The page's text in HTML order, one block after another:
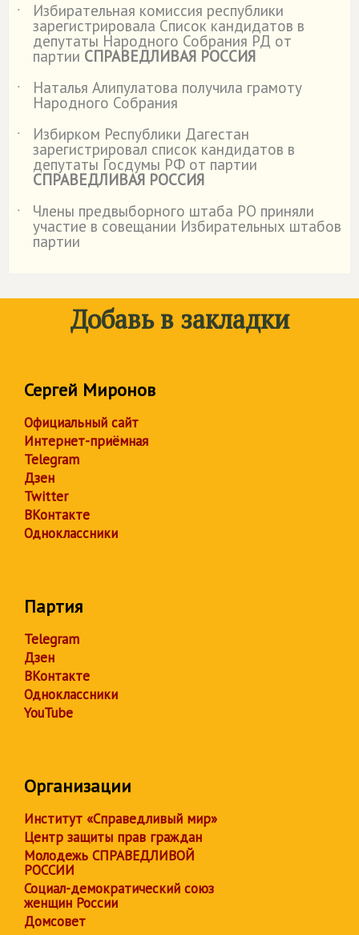
˙
Избирательная комиссия республики
зарегистрировала Список кандидатов в
депутаты Народного Собрания РД от
партии СПРАВЕДЛИВАЯ РОССИЯ
˙
Наталья Алипулатова получила грамоту
Народного Собрания
˙
Избирком Республики Дагестан
зарегистрировал список кандидатов в
депутаты Госдумы РФ от партии
СПРАВЕДЛИВАЯ РОССИЯ
˙
Члены предвыборного штаба РО приняли
участие в совещании Избирательных штабов
партии
Добавь в закладки
Сергей Миронов
Официальный сайт
Интернет-приёмная
Telegram
Дзен
Twitter
ВКонтакте
Одноклассники
Партия
Telegram
Дзен
ВКонтакте
Одноклассники
YouTube
Организации
Институт «Справедливый мир»
Центр защиты прав граждан
Молодежь СПРАВЕДЛИВОЙ
РОССИИ
Социал-демократический союз
женщин России
Домсовет